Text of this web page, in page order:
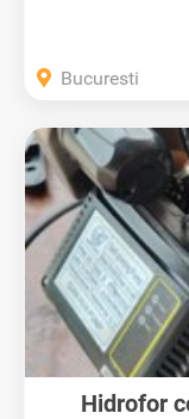
Bucuresti
Hidrofor